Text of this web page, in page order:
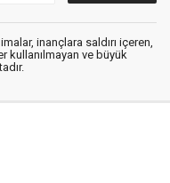
inançlara saldırı içeren,
kullanılmayan ve büyük